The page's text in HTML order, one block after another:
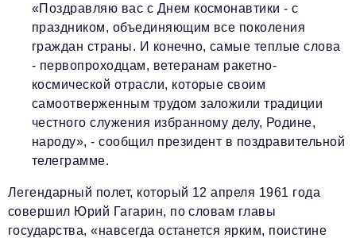
«Поздравляю вас с Днем космонавтики - с
праздником, объединяющим все поколения
граждан страны. И конечно, самые теплые слова
- первопроходцам, ветеранам ракетно-
космической отрасли, которые своим
самоотверженным трудом заложили традиции
честного служения избранному делу, Родине,
народу», - сообщил президент в поздравительной
телеграмме.
Легендарный полет, который 12 апреля 1961 года
совершил Юрий Гагарин, по словам главы
государства, «навсегда останется ярким, поистине